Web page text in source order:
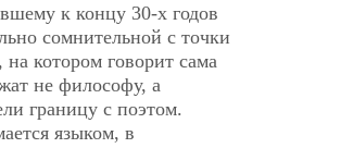
к концу 30-х годов
сомнительной с точки
котором говорит сама
не философу, а
границу с поэтом.
языком, в